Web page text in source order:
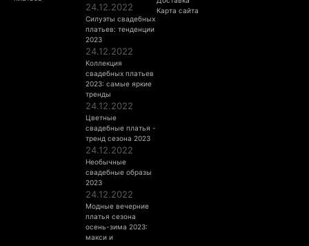
24.12.2022
Силуэты свадебных
платьев: тенденции
2023
24.12.2022
Коллекция
свадебных платьев
2023: самые яркие
тренды
24.12.2022
Цветные
свадебные платья -
тренд сезона 2023
24.12.2022
Необычные
свадебные образы
2023
24.12.2022
Модные вечерние
платья сезона
осень-зима 2023:
макси и
Карта сайта